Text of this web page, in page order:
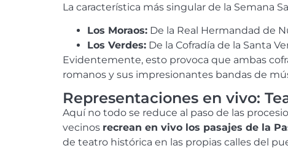
La característica más singular de la Semana
Los Moraos: De la Real Hermandad de
Los Verdes: De la Cofradía de la Santa
Evidentemente, esto provoca que ambas
romanos y sus impresionantes bandas de
Representaciones en vivo:
Aquí no todo se reduce al paso de las
vecinos recrean en vivo los pasajes de la
de teatro histórica en las propias calles del